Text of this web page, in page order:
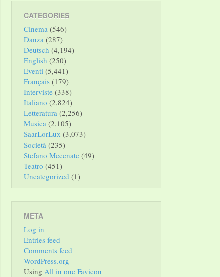
CATEGORIES
Cinema (546)
Danza (287)
Deutsch (4,194)
English (250)
Eventi (5,441)
Français (179)
Interviste (338)
Italiano (2,824)
Letteratura (2,256)
Musica (2,105)
SaarLorLux (3,073)
Società (235)
Stefano Mecenate (49)
Teatro (451)
Uncategorized (1)
META
Log in
Entries feed
Comments feed
WordPress.org
Using All in one Favicon